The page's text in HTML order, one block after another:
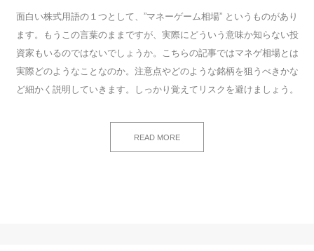
面白い株式用語の１つとして、”マネーゲーム相場” というものがあり
ます。もうこの言葉のままですが、実際にどういう意味か知らない投
資家もいるのではないでしょうか。こちらの記事ではマネゲ相場とは
実際どのようなことなのか。注意点やどのような銘柄を狙うべきかな
ど細かく説明していきます。しっかり覚えてリスクを避けましょう。
READ MORE